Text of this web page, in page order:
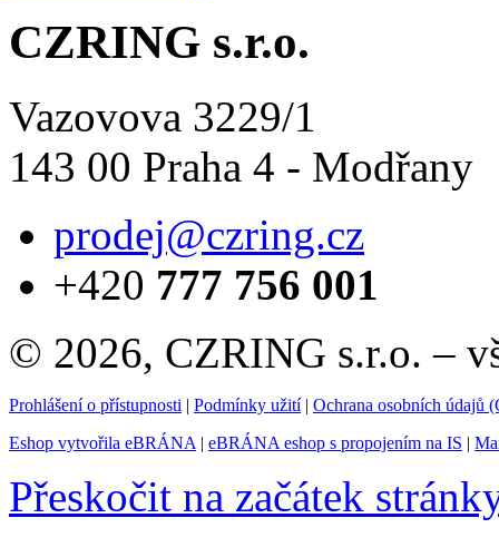
CZRING s.r.o.
Vazovova 3229/1
143 00 Praha 4 - Modřany
prodej@czring.cz
+420 777 756 001
© 2026, CZRING s.r.o. –
Prohlášení o přístupnosti | Podmínky užití| Ochrana osobních údajů
Eshop vytvořila eBRÁNA | eBRÁNA eshop s propojením na IS |
Přeskočit na začátek